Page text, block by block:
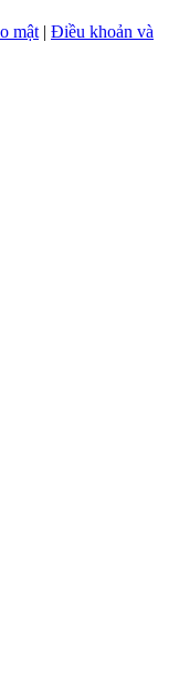
mật | Điều khoản và